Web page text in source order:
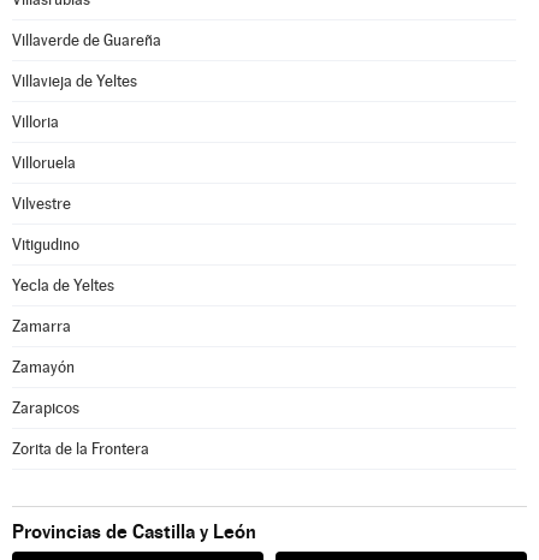
Villaverde de Guareña
Villavieja de Yeltes
Villoria
Villoruela
Vilvestre
Vitigudino
Yecla de Yeltes
Zamarra
Zamayón
Zarapicos
Zorita de la Frontera
Provincias de Castilla y León